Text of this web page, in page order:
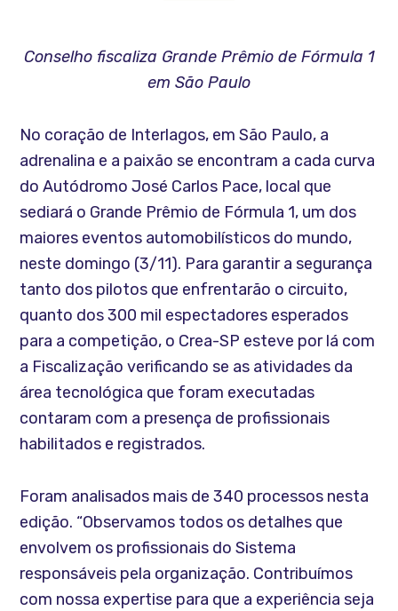
Conselho fiscaliza Grande Prêmio de Fórmula 1
em São Paulo
No coração de Interlagos, em São Paulo, a
adrenalina e a paixão se encontram a cada curva
do Autódromo José Carlos Pace, local que
sediará o Grande Prêmio de Fórmula 1, um dos
maiores eventos automobilísticos do mundo,
neste domingo (3/11). Para garantir a segurança
tanto dos pilotos que enfrentarão o circuito,
quanto dos 300 mil espectadores esperados
para a competição, o Crea-SP esteve por lá com
a Fiscalização verificando se as atividades da
área tecnológica que foram executadas
contaram com a presença de profissionais
habilitados e registrados.
Foram analisados mais de 340 processos nesta
edição. “Observamos todos os detalhes que
envolvem os profissionais do Sistema
responsáveis pela organização. Contribuímos
com nossa expertise para que a experiência seja